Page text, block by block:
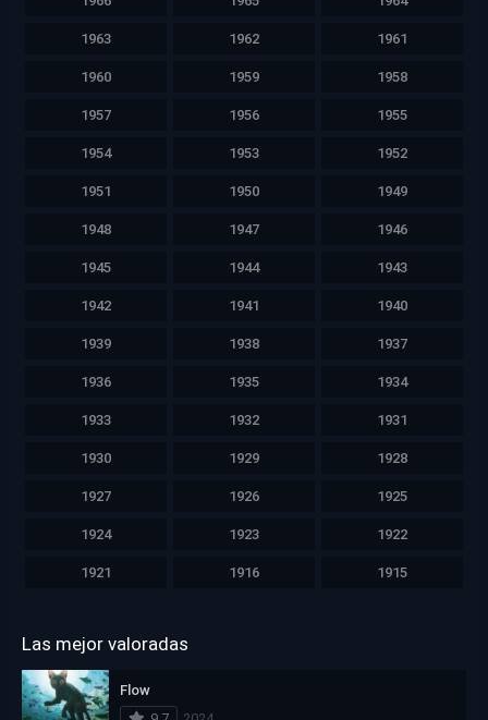
1963 1962 1961
1960 1959 1958
1957 1956 1955
1954 1953 1952
1951 1950 1949
1948 1947 1946
1945 1944 1943
1942 1941 1940
1939 1938 1937
1936 1935 1934
1933 1932 1931
1930 1929 1928
1927 1926 1925
1924 1923 1922
1921 1916 1915
Las mejor valoradas
Flow